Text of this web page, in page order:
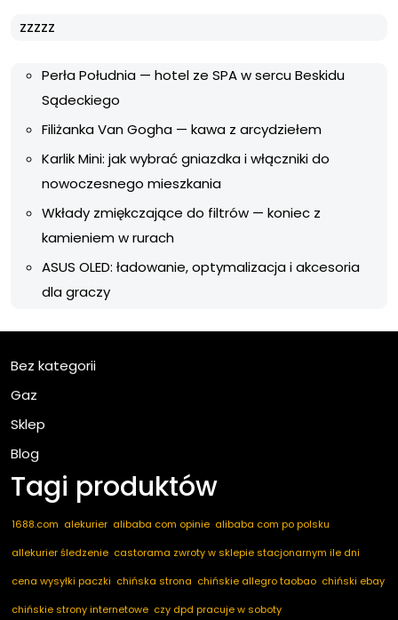
zzzzz
Perła Południa — hotel ze SPA w sercu Beskidu
Sądeckiego
Filiżanka Van Gogha — kawa z arcydziełem
Karlik Mini: jak wybrać gniazdka i włączniki do
nowoczesnego mieszkania
Wkłady zmiękczające do filtrów — koniec z
kamieniem w rurach
ASUS OLED: ładowanie, optymalizacja i akcesoria
dla graczy
Bez kategorii
Gaz
Sklep
Blog
Tagi produktów
1688.com alekurier alibaba com opinie alibaba com po polsku
allekurier śledzenie castorama zwroty w sklepie stacjonarnym ile dni
cena wysyłki paczki chińska strona chińskie allegro taobao chiński ebay
chińskie strony internetowe czy dpd pracuje w soboty